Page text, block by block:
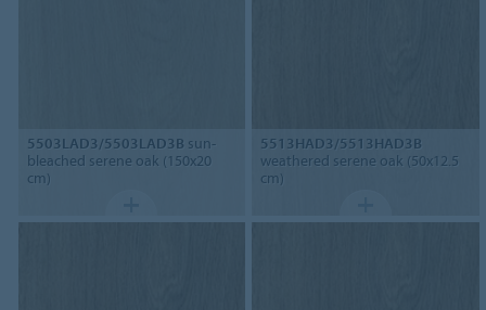
5503LAD3/5503LAD3B sun-
bleached serene oak (150x20
cm)
5513HAD3/5513HAD3B
weathered serene oak (50x12.5
cm)